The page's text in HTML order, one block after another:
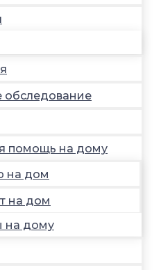
обследование
помощь на дому
на дом
на дом
на дому